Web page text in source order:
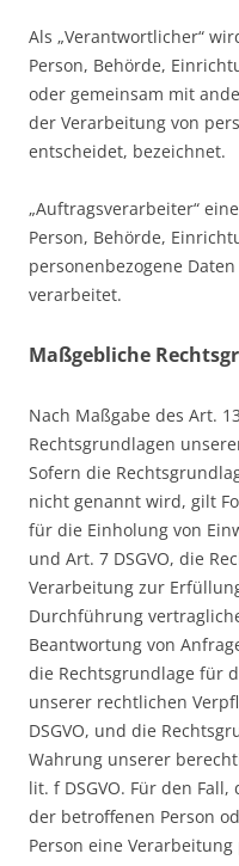
Als „Verantwortlicher“
Person, Behörde,
oder gemeinsam mit
der Verarbeitung von
entscheidet, bezeichnet.
„Auftragsverarbeiter“
Person, Behörde,
personenbezogene
verarbeitet.
Maßgebliche
Nach Maßgabe des Art.
Rechtsgrundlagen
Sofern die
nicht genannt wird, gilt
für die Einholung von
und Art. 7 DSGVO, die
Verarbeitung zur
Durchführung
Beantwortung von
die Rechtsgrundlage für
unserer rechtlichen
DSGVO, und die
Wahrung unserer
lit. f DSGVO. Für den
der betroffenen Person
Person eine